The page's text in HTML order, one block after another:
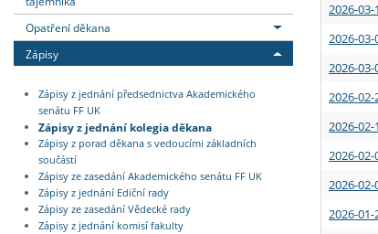
Opatření děkana
Zápisy
Zápisy z jednání předsednictva Akademického
senátu FF UK
Zápisy z jednání kolegia děkana
Zápisy z porad děkana s vedoucími základních
součástí
Zápisy ze zasedání Akademického senátu FF UK
Zápisy z jednání Ediční rady
Zápisy ze zasedání Vědecké rady
Zápisy z jednání komisí fakulty
2026-
2026-
2026-
2026-
2026-
2026-
2026-
2026-